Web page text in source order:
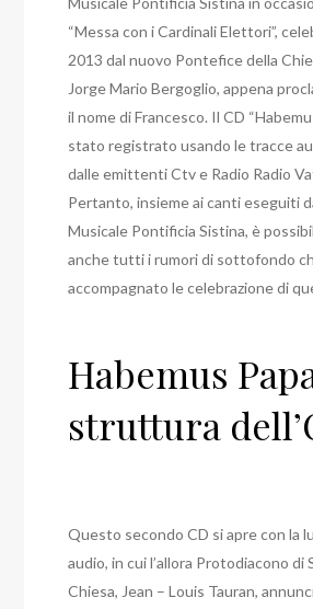
“Messa con i Cardinali Elettori”,
2013 dal nuovo Pontefice della
Jorge Mario Bergoglio, appena
il nome di Francesco. Il CD
stato registrato usando le tracce
dalle emittenti Ctv e Radio Radio
Pertanto, insieme ai canti eseguiti
Musicale Pontificia Sistina, è
anche tutti i rumori di sottofondo
accompagnato le celebrazione di
Habemus
struttura
Questo secondo CD si apre con la
audio, in cui l’allora Protodiacono di
Chiesa, Jean – Louis Tauran,